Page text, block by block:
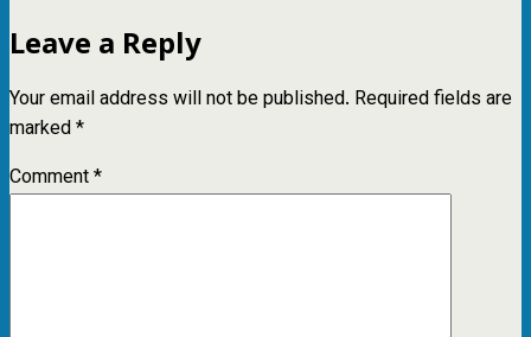
Leave a Reply
Your email address will not be published. Required fields are
marked*
Comment*